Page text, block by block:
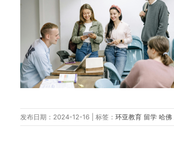
发布日期：2024-12-16 | 标签：环亚教育 留学哈佛